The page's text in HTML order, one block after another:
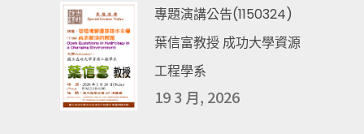
專題演講公告(1150324)
葉信富教授 成功大學資源
工程學系
19 3 月, 2026